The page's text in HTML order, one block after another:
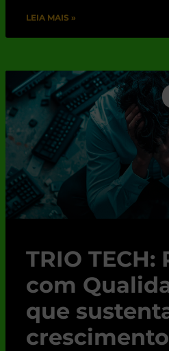
LEIA MAIS »
TRIO
com
que